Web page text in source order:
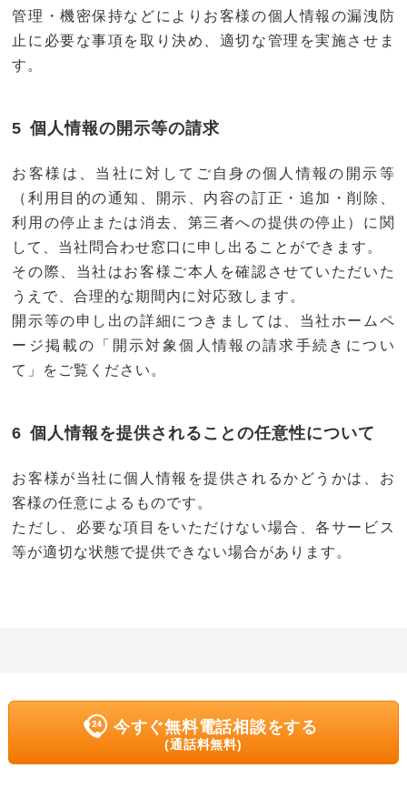
管理・機密保持などによりお客様の個人情報の漏洩防
止に必要な事項を取り決め、適切な管理を実施させま
す。
個人情報の開示等の請求
お客様は、当社に対してご自身の個人情報の開示等
（利用目的の通知、開示、内容の訂正・追加・削除、
利用の停止または消去、第三者への提供の停止）に関
して、当社問合わせ窓口に申し出ることができます。
その際、当社はお客様ご本人を確認させていただいた
うえで、合理的な期間内に対応致します。
開示等の申し出の詳細につきましては、当社ホームペ
ージ掲載の「開示対象個人情報の請求手続きについ
て」をご覧ください。
個人情報を提供されることの任意性について
お客様が当社に個人情報を提供されるかどうかは、お
客様の任意によるものです。
ただし、必要な項目をいただけない場合、各サービス
等が適切な状態で提供できない場合があります。
今すぐ無料電話相談をする
(通話料無料)